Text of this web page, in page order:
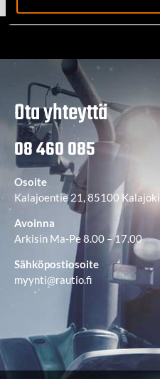
Ota yhteyttä
08 460 085
Osoite
Kalajoentie 21, 85100 Kalajoki
Avoinna
Arkisin Ma-Pe 8.00 – 17.00
Sähköpostiosoite
myynti@rautio.fi